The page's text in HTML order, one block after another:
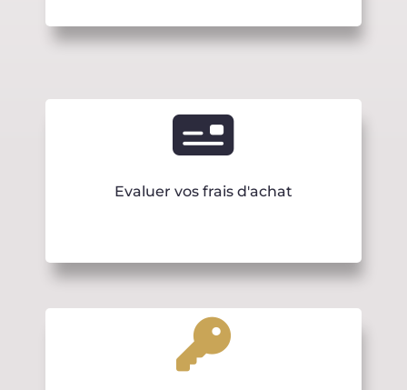
Evaluer vos frais d'achat